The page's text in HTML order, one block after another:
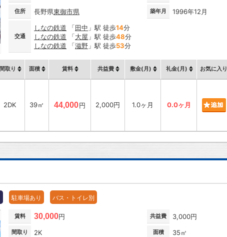
住所 長野県東御市県 築年月 1996年12月
交通
しなの鉄道 「田中 」駅 徒歩14分
しなの鉄道 「大屋 」駅 徒歩48分
しなの鉄道 「滋野 」駅 徒歩53分
間取り 面積 賃料 共益費 敷金(月) 礼金(月) お気に入り
2DK 39㎡ 44,000円 2,000円 1.0ヶ月 0.0ヶ月
駐車場あり バス・トイレ別
賃料 30,000円 共益費 3,000円
間取り 2K 面積 35㎡